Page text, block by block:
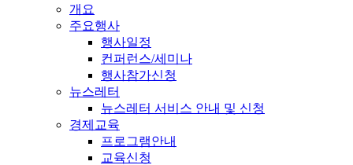
개요
주요행사
행사일정
컨퍼런스/세미나
행사참가신청
뉴스레터
뉴스레터 서비스 안내 및 신청
경제교육
프로그램안내
교육신청